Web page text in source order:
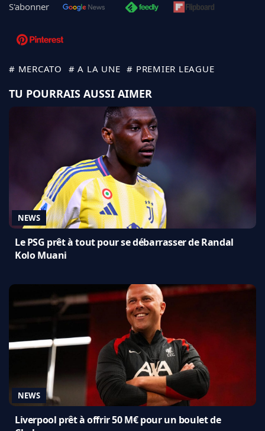
S'abonner
# MERCATO # A LA UNE # PREMIER LEAGUE
TU POURRAIS AUSSI AIMER
NEWS
Le PSG prêt à tout pour se débarrasser de Randal
Kolo Muani
NEWS
Liverpool prêt à offrir 50 M€ pour un boulet de